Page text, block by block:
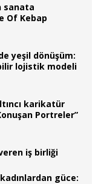
sanata
Of Kebap
yeşil dönüşüm:
lojistik modeli
karikatür
Portreler”
iş birliği
güce: